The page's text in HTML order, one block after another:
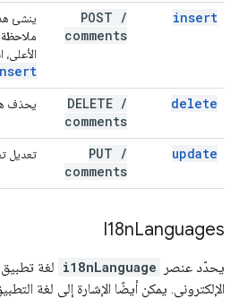
insert
POST /
comments
ينشئ
delete
DELETE /
comments
يحذف
update
PUT /
comments
تعديل
I18nLanguages
يحدّد عنصر i18nLanguage
الإلكتروني. يمكن أيضًا الإشارة إلى لغة